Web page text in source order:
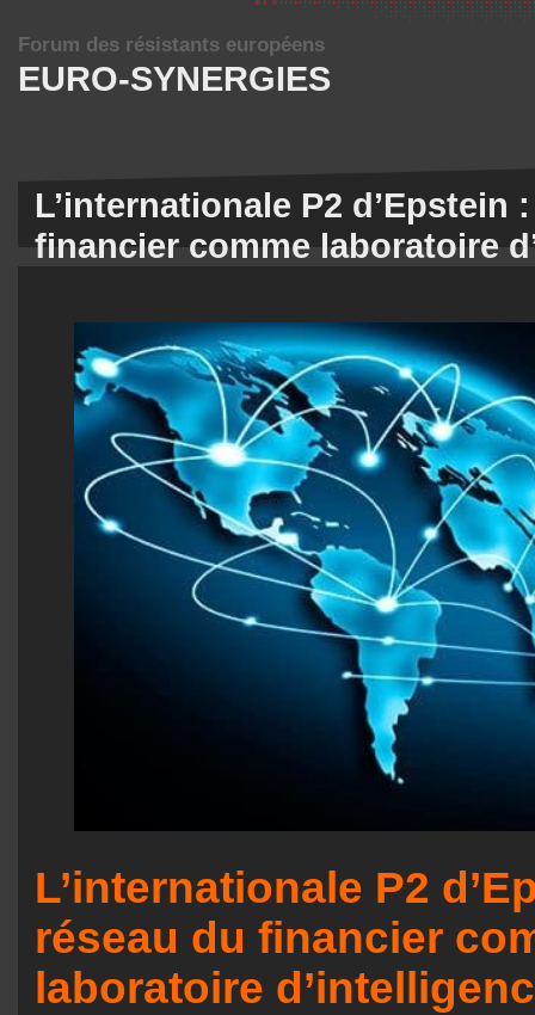
EURO-SYNERGIES
Forum des résistants européens
L’internationale P2 d’Epstein
financier comme laboratoire
L’internationale P2
réseau du financier
laboratoire